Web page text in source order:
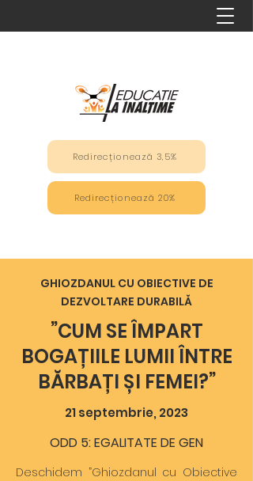
Redirecționează 3,5%
Redirecționează 20%
GHIOZDANUL CU OBIECTIVE DE
DEZVOLTARE DURABILĂ
”CUM SE ÎMPART
BOGAȚIILE LUMII ÎNTRE
BĂRBAȚI ȘI FEMEI?”
21 septembrie, 2023
ODD 5: EGALITATE DE GEN
Deschidem ”Ghiozdanul cu Obiective